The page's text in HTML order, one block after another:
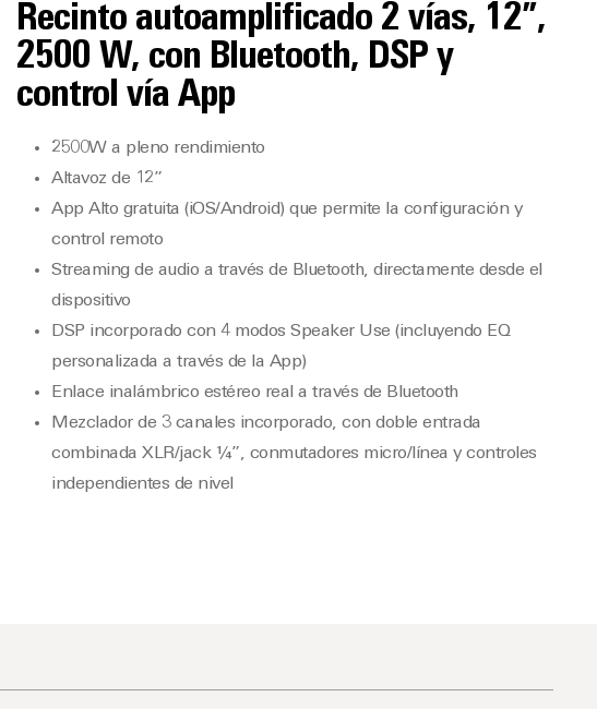
Recinto autoamplificado 2 vías, 12”,
2500 W, con Bluetooth, DSP y
control vía App
2500W a pleno rendimiento
Altavoz de 12”
App Alto gratuita (iOS/Android) que permite la configuración y
control remoto
Streaming de audio a través de Bluetooth, directamente desde el
dispositivo
DSP incorporado con 4 modos Speaker Use (incluyendo EQ
personalizada a través de la App)
Enlace inalámbrico estéreo real a través de Bluetooth
Mezclador de 3 canales incorporado, con doble entrada
combinada XLR/jack ¼”, conmutadores micro/línea y controles
independientes de nivel